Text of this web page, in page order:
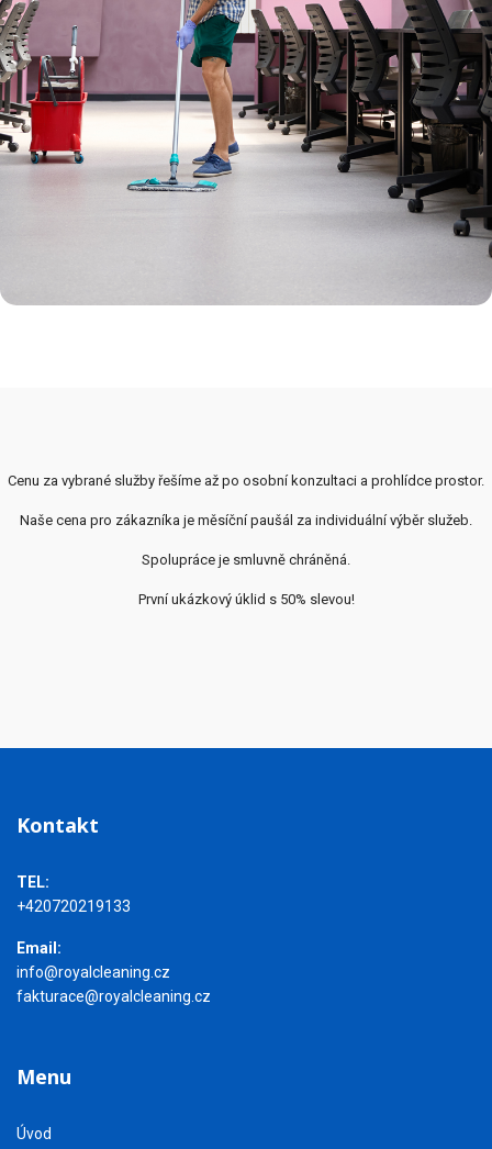
Cenu za vybrané služby řešíme až po osobní konzultaci a prohlídce prostor.
Naše cena pro zákazníka je měsíční paušál za individuální výběr služeb.
Spolupráce je smluvně chráněná.
První ukázkový úklid s 50% slevou!
Kontakt
TEL:
+420720219133
Email:
info@royalcleaning.cz
fakturace@royalcleaning.cz
Menu
Úvod